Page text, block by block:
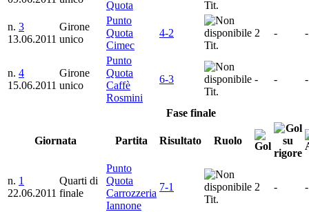
Quota
Tit.
n. 3
13.06.2011
Girone
unico
Punto
Quota
Cimec
4-2
Tit.
2 - -
n. 4
15.06.2011
Girone
unico
Punto
Quota
Caffè
Rosmini
6-3
Tit.
- - -
Fase finale
Giornata Partita Risultato Ruolo
n. 1
22.06.2011
Quarti di
finale
Punto
Quota
Carrozzeria
Iannone
7-1
Tit.
2 - -